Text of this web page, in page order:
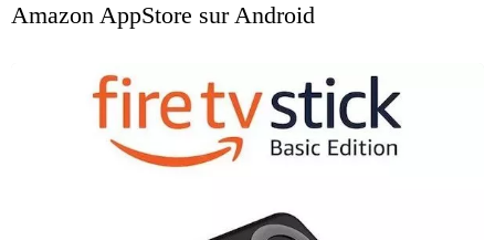
Amazon AppStore sur Android